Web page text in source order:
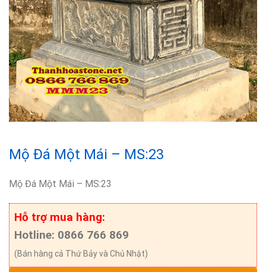
Mộ Đá Một Mái – MS:23
Mộ Đá Một Mái – MS:23
Hỗ trợ mua hàng:
Hotline: 0866 766 869
(Bán hàng cả Thứ Bảy và Chủ Nhật)